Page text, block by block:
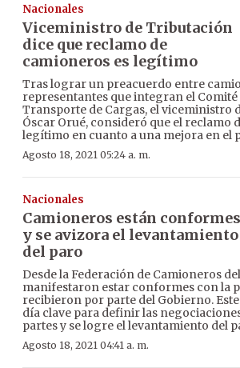
Nacionales
Viceministro de Tributación
dice que reclamo de
camioneros es legítimo
Tras lograr un preacuerdo entre
representantes que integran el
Transporte de Cargas, el viceministro
Óscar Orué, consideró que el reclamo
legítimo en cuanto a una mejora en el
Agosto 18, 2021 05:24 a. m.
Nacionales
Camioneros están conformes
y se avizora el levantamiento
del paro
Desde la Federación de Camioneros
manifestaron estar conformes con la
recibieron por parte del Gobierno.
día clave para definir las
partes y se logre el levantamiento del
Agosto 18, 2021 04:41 a. m.